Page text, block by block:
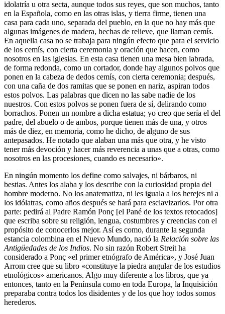
idolatría u otra secta, aunque todos sus reyes, que son muchos, tanto
en la Española, como en las otras islas, y tierra firme, tienen una
casa para cada uno, separada del pueblo, en la que no hay más que
algunas imágenes de madera, hechas de relieve, que llaman cemís.
En aquella casa no se trabaja para ningún efecto que para el servicio
de los cemís, con cierta ceremonia y oración que hacen, como
nosotros en las iglesias. En esta casa tienen una mesa bien labrada,
de forma redonda, como un cortador, donde hay algunos polvos que
ponen en la cabeza de dedos cemís, con cierta ceremonia; después,
con una caña de dos ramitas que se ponen en nariz, aspiran todos
estos polvos. Las palabras que dicen no las sabe nadie de los
nuestros. Con estos polvos se ponen fuera de sí, delirando como
borrachos. Ponen un nombre a dicha estatua; yo creo que sería el del
padre, del abuelo o de ambos, porque tienen más de una, y otros
más de diez, en memoria, como he dicho, de alguno de sus
antepasados. He notado que alaban una más que otra, y he visto
tener más devoción y hacer más reverencia a unas que a otras, como
nosotros en las procesiones, cuando es necesario».
En ningún momento los define como salvajes, ni bárbaros, ni
bestias. Antes los alaba y los describe con la curiosidad propia del
hombre moderno. No los anatematiza, ni les iguala a los herejes ni a
los idólatras, como años después se hará para esclavizarlos. Por otra
parte: pedirá al Padre Ramón Ponç [el Pané de los textos retocados]
que escriba sobre su religión, lengua, costumbres y creencias con el
propósito de conocerlos mejor. Así es como, durante la segunda
estancia colombina en el Nuevo Mundo, nació la Relación sobre las
Antigüedades de los Indios. No sin razón Robert Streit ha
considerado a Ponç «el primer etnógrafo de América», y José Juan
Arrom cree que su libro «constituye la piedra angular de los estudios
etnológicos» americanos. Algo muy diferente a los libros, que ya
entonces, tanto en la Península como en toda Europa, la Inquisición
preparaba contra todos los disidentes y de los que hoy todos somos
herederos.